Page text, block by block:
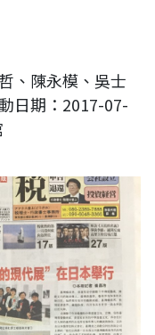
、陳永模、吳士
日期：2017-07-